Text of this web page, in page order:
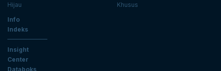
Hijau
Khusus
Info
Indeks
Insight
Center
Databoks